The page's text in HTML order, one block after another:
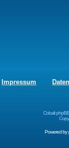
Impressum
Cobalt
Powered by